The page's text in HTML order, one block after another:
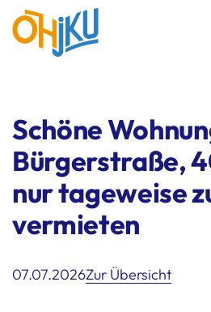
Schöne
Bürgerstraße,
nur tageweise
vermieten
07.07.2026Zur Übersicht